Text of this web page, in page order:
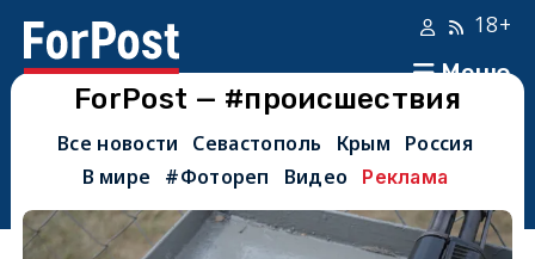
Меню
18+
ForPost — #происшествия
Все новости Севастополь Крым
Россия
В мире
#Фотореп Видео Реклама